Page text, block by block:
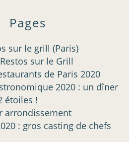
Pages
sur le grill (Paris)
sur le Grill
de Paris 2020
2020 : un dîner
étoiles !
arrondissement
: gros casting de chefs